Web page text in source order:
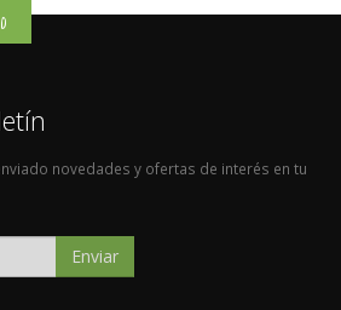
novedades y ofertas de interés en tu
Enviar